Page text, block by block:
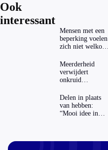
Ook
interessant
Mensen met een
beperking voelen
zich niet welkom
Meerderheid
verwijdert
onkruid
‘Kwestie van
bijhouden’
Delen in plaats
van hebben:
“Mooi idee in